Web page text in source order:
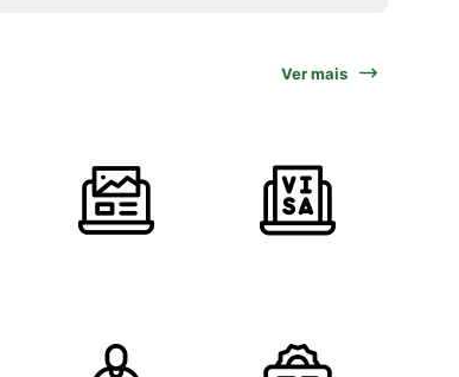
Ver mais